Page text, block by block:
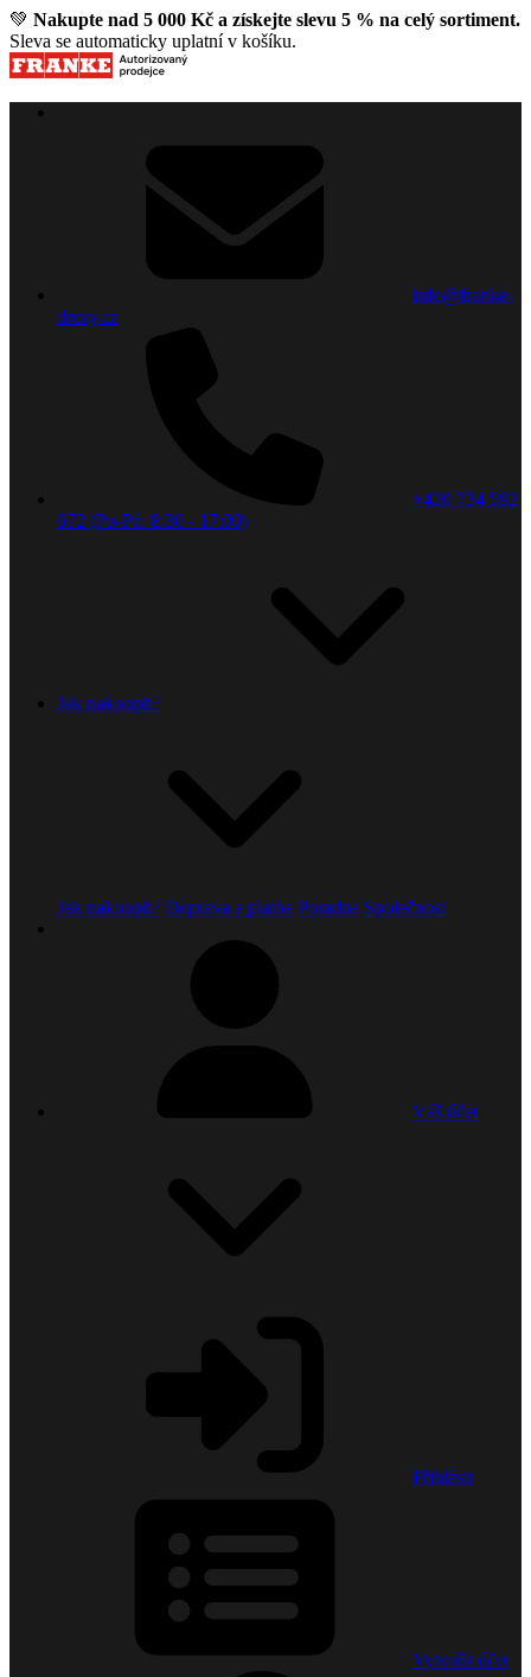
💚 Nakupte nad 5 000 Kč a získejte slevu 5 % na celý sortiment.
Sleva se automaticky uplatní v košíku.
info@franke-
drezy.cz
+420 734 592
672 (Po-Pá: 8:30 - 17:00)
Jak nakoupit?
Jak nakoupit? Doprava a platba Poradna Společnost
Váš účet
Přihlásit
Vytvořit účet